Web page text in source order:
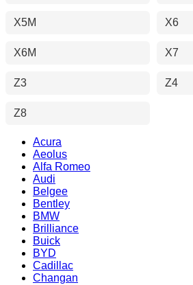
X5M X6
X6M X7
Z3 Z4
Z8
Acura
Aeolus
Alfa Romeo
Audi
Belgee
Bentley
BMW
Brilliance
Buick
BYD
Cadillac
Changan